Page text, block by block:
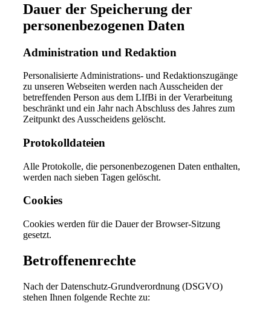
Dauer der Speicherung der
personenbezogenen Daten
Administration und Redaktion
Personalisierte Administrations- und Redaktionszugänge
zu unseren Webseiten werden nach Ausscheiden der
betreffenden Person aus dem LIfBi in der Verarbeitung
beschränkt und ein Jahr nach Abschluss des Jahres zum
Zeitpunkt des Ausscheidens gelöscht.
Protokolldateien
Alle Protokolle, die personenbezogenen Daten enthalten,
werden nach sieben Tagen gelöscht.
Cookies
Cookies werden für die Dauer der Browser-Sitzung
gesetzt.
Betroffenenrechte
Nach der Datenschutz-Grundverordnung (DSGVO)
stehen Ihnen folgende Rechte zu: